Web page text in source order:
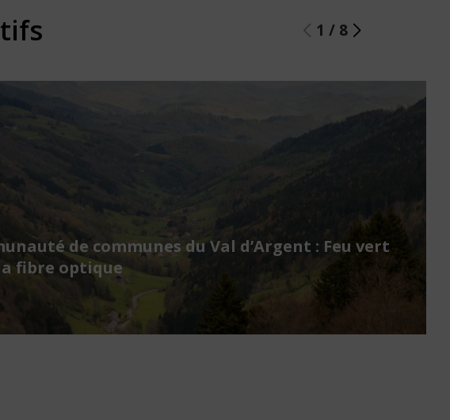
1 / 8
de communes du Val d’Argent : Feu vert
fibre optique